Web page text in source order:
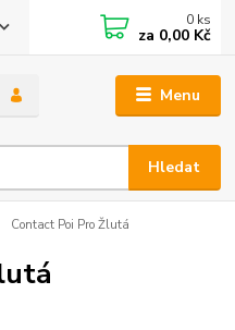
Menu
Hledat
0 ks
za 0,00 Kč
Contact Poi Pro Žlutá